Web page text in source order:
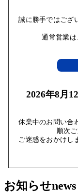
誠に勝手ではござ
通常営業は
2026年8月
休業中のお問い合
順次
ご迷惑をおかけし
お知らせnews